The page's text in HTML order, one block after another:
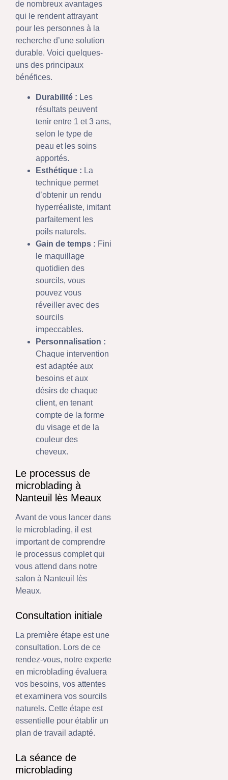
de nombreux avantages
qui le rendent attrayant
pour les personnes à la
recherche d’une solution
durable. Voici quelques-
uns des principaux
bénéfices.
Durabilité : Les
résultats peuvent
tenir entre 1 et 3 ans,
selon le type de
peau et les soins
apportés.
Esthétique : La
technique permet
d’obtenir un rendu
hyperréaliste, imitant
parfaitement les
poils naturels.
Gain de temps : Fini
le maquillage
quotidien des
sourcils, vous
pouvez vous
réveiller avec des
sourcils
impeccables.
Personnalisation :
Chaque intervention
est adaptée aux
besoins et aux
désirs de chaque
client, en tenant
compte de la forme
du visage et de la
couleur des
cheveux.
Le processus de
microblading à
Nanteuil lès Meaux
Avant de vous lancer dans
le microblading, il est
important de comprendre
le processus complet qui
vous attend dans notre
salon à Nanteuil lès
Meaux.
Consultation initiale
La première étape est une
consultation. Lors de ce
rendez-vous, notre experte
en microblading évaluera
vos besoins, vos attentes
et examinera vos sourcils
naturels. Cette étape est
essentielle pour établir un
plan de travail adapté.
La séance de
microblading